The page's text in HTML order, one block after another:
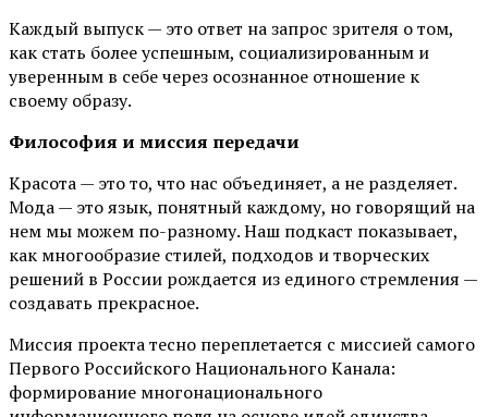
Каждый выпуск — это ответ на запрос зрителя о том,
как стать более успешным, социализированным и
уверенным в себе через осознанное отношение к
своему образу.
Философия и миссия передачи
Красота — это то, что нас объединяет, а не разделяет.
Мода — это язык, понятный каждому, но говорящий на
нем мы можем по-разному. Наш подкаст показывает,
как многообразие стилей, подходов и творческих
решений в России рождается из единого стремления —
создавать прекрасное.
Миссия проекта тесно переплетается с миссией самого
Первого Российского Национального Канала:
формирование многонационального